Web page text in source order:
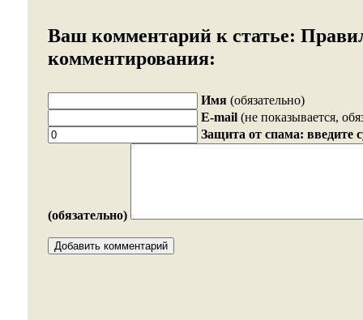
Ваш комментарий к статье:
комментирования:
Имя (обязательно)
E-mail (не показывается,
Защита от спама: введите
(обязательно)